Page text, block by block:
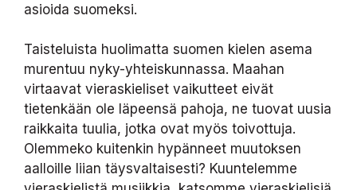
asioida suomeksi.
Taisteluista huolimatta suomen kielen asema
murentuu nyky-yhteiskunnassa. Maahan
virtaavat vieraskieliset vaikutteet eivät
tietenkään ole läpeensä pahoja, ne tuovat uusia
raikkaita tuulia, jotka ovat myös toivottuja.
Olemmeko kuitenkin hypänneet muutoksen
aalloille liian täysvaltaisesti? Kuuntelemme